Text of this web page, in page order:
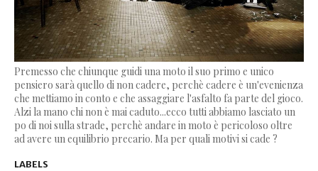
Premesso che chiunque guidi una moto il suo primo e unico
pensiero sarà quello di non cadere, perchè cadere è un'evenienza
che mettiamo in conto e che assaggiare l'asfalto fa parte del gioco.
Alzi la mano chi non è mai caduto...ecco tutti abbiamo lasciato un
po di noi sulla strade, perchè andare in moto è pericoloso oltre
ad avere un equilibrio precario. Ma per quali motivi si cade ?
LABELS